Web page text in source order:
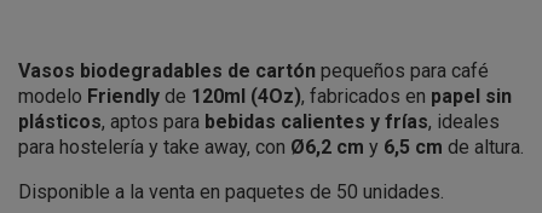
Vasos biodegradables de cartón pequeños para café
modelo Friendly de 120ml (4Oz), fabricados en papel sin
plásticos, aptos para bebidas calientes y frías, ideales
para hostelería y take away, con Ø6,2 cm y 6,5 cm de altura.
Disponible a la venta en paquetes de 50 unidades.